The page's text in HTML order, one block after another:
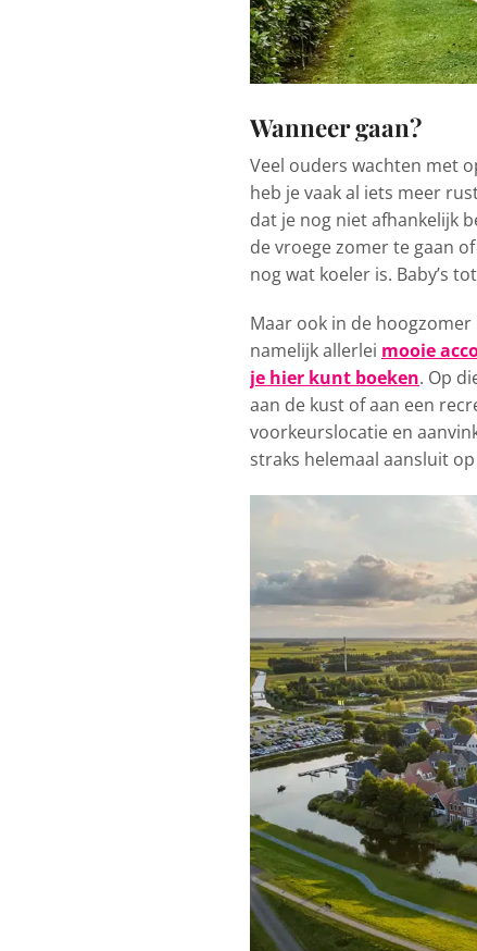
Wanneer gaan?
Veel ouders wachten met
heb je vaak al iets meer
dat je nog niet afhankelijk
de vroege zomer te gaan
nog wat koeler is. Baby’s
Maar ook in de
namelijk allerlei mooie
je hier kunt boeken. Op
aan de kust of aan een
voorkeurslocatie en
straks helemaal aansluit